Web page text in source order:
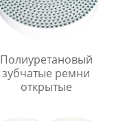
Полиуретановый
зубчатые ремни
открытые